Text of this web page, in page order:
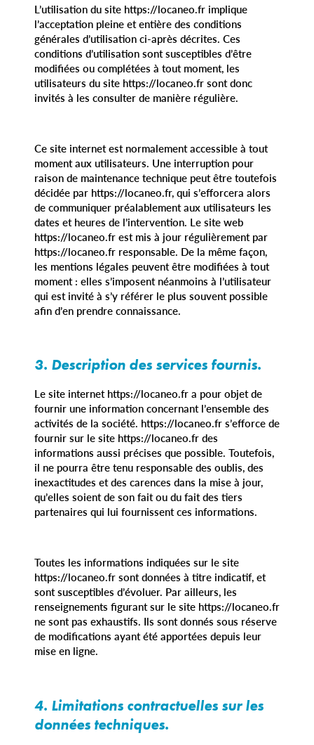
L’utilisation du site https://locaneo.fr implique
l’acceptation pleine et entière des conditions
générales d’utilisation ci-après décrites. Ces
conditions d’utilisation sont susceptibles d’être
modifiées ou complétées à tout moment, les
utilisateurs du site https://locaneo.fr sont donc
invités à les consulter de manière régulière.
Ce site internet est normalement accessible à tout
moment aux utilisateurs. Une interruption pour
raison de maintenance technique peut être toutefois
décidée par https://locaneo.fr, qui s’efforcera alors
de communiquer préalablement aux utilisateurs les
dates et heures de l’intervention. Le site web
https://locaneo.fr est mis à jour régulièrement par
https://locaneo.fr responsable. De la même façon,
les mentions légales peuvent être modifiées à tout
moment : elles s’imposent néanmoins à l’utilisateur
qui est invité à s’y référer le plus souvent possible
afin d’en prendre connaissance.
3. Description des services fournis.
Le site internet https://locaneo.fr a pour objet de
fournir une information concernant l’ensemble des
activités de la société. https://locaneo.fr s’efforce de
fournir sur le site https://locaneo.fr des
informations aussi précises que possible. Toutefois,
il ne pourra être tenu responsable des oublis, des
inexactitudes et des carences dans la mise à jour,
qu’elles soient de son fait ou du fait des tiers
partenaires qui lui fournissent ces informations.
Toutes les informations indiquées sur le site
https://locaneo.fr sont données à titre indicatif, et
sont susceptibles d’évoluer. Par ailleurs, les
renseignements figurant sur le site https://locaneo.fr
ne sont pas exhaustifs. Ils sont donnés sous réserve
de modifications ayant été apportées depuis leur
mise en ligne.
4. Limitations contractuelles sur les
données techniques.